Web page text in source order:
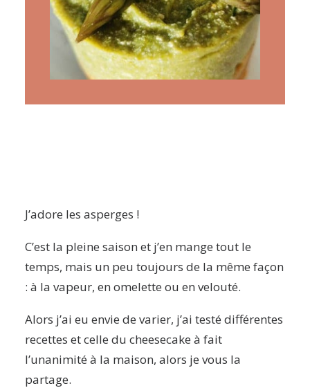
ARTICLES
YOGA
faire le quiz
J’adore les asperges !
C’est la pleine saison et j’en mange tout le
temps, mais un peu toujours de la même façon
: à la vapeur, en omelette ou en velouté.
Alors j’ai eu envie de varier, j’ai testé différentes
recettes et celle du cheesecake à fait
l’unanimité à la maison, alors je vous la
partage.